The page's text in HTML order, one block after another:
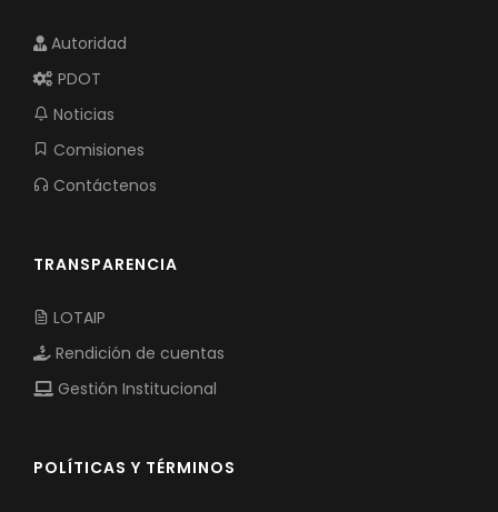
Autoridad
PDOT
Noticias
Comisiones
Contáctenos
TRANSPARENCIA
LOTAIP
Rendición de cuentas
Gestión Institucional
POLÍTICAS Y TÉRMINOS